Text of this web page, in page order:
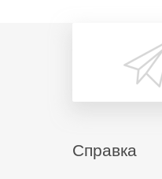
Справка